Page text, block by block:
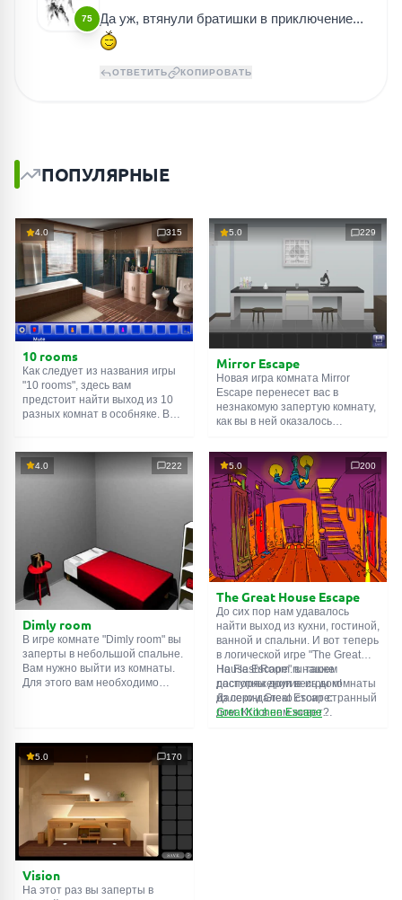
75 Да уж, втянули братишки в приключение...
ОТВЕТИТЬ КОПИРОВАТЬ
ПОПУЛЯРНЫЕ
4.0 315
10 rooms
Как следует из названия игры
"10 rooms", здесь вам
предстоит найти выход из 10
разных комнат в особняке. В
их, чтобы выйти. Выход из
одной комнаты является
5.0 229
Mirror Escape
Новая игра комната Mirror
Escape перенесет вас в
незнакомую запертую комнату,
как вы в ней оказалось
смекалки попробуйте решить
все, приготовленные авторами
для вас, головоломки и найти
выход на свободу.
Внимательно осмотрите
помещение, возможно вы
сможете найти какие-нибудь
подсказки. Желаем удачи!
4.0 222
Dimly room
В игре комнате "Dimly room" вы
заперты в небольшой спальне.
Вам нужно выйти из комнаты.
Для этого вам необходимо
5.0 200
The Great House Escape
До сих пор нам удавалось
найти выход из кухни, гостиной,
ванной и спальни. И вот теперь
в логической игре "The Great
House Escape" в нашем
распоряжении весь дом!
Далеко-далеко стоит странный
дом. Кто в нем живет?
На FlashRoom.ru также
доступны другие игры комнаты
из серии Great Escape:
Great Kitchen Escape
5.0 170
Vision
На этот раз вы заперты в